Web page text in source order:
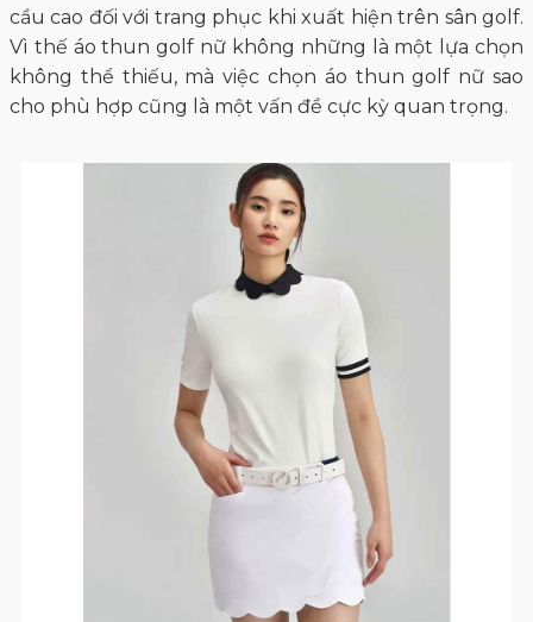
cầu cao đối với trang phục khi xuất hiện trên sân golf.
Vì thế áo thun golf nữ không những là một lựa chọn
không thể thiếu, mà việc chọn áo thun golf nữ sao
cho phù hợp cũng là một vấn đề cực kỳ quan trọng.